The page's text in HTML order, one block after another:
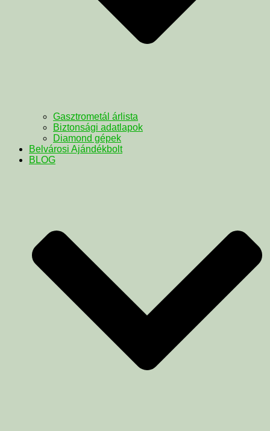
Gasztrometál árlista
Biztonsági adatlapok
Diamond gépek
Belvárosi Ajándékbolt
BLOG